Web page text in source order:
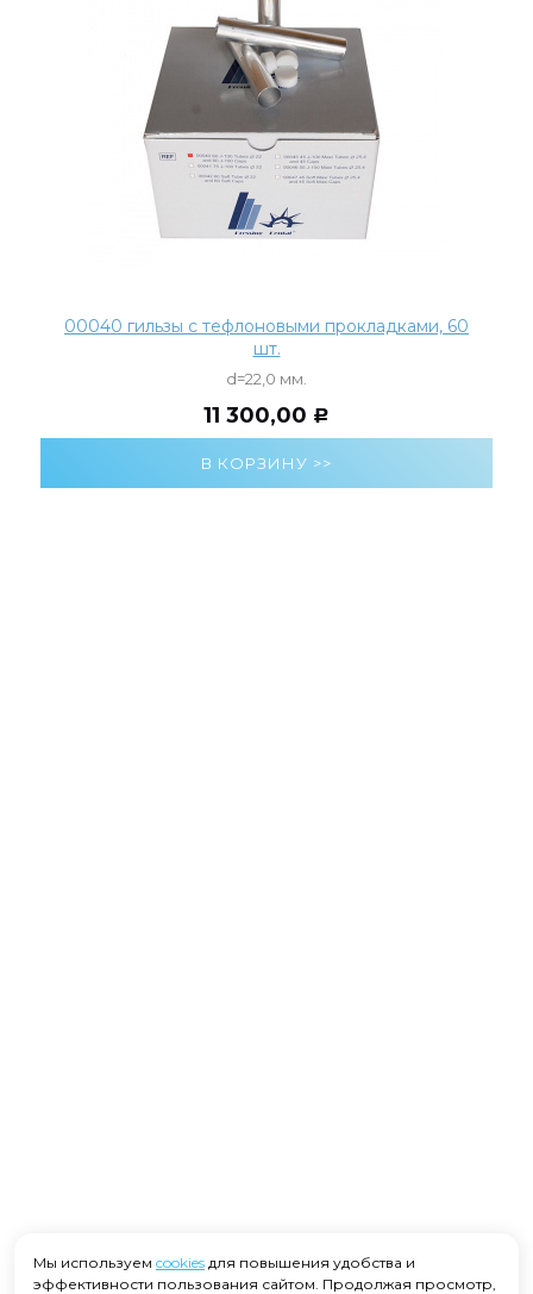
00040 гильзы с тефлоновыми прокладками, 60
шт.
d=22,0 мм.
11 300,00 Р
Мы используем cookies для повышения удобства и
эффективности пользования сайтом. Продолжая просмотр,